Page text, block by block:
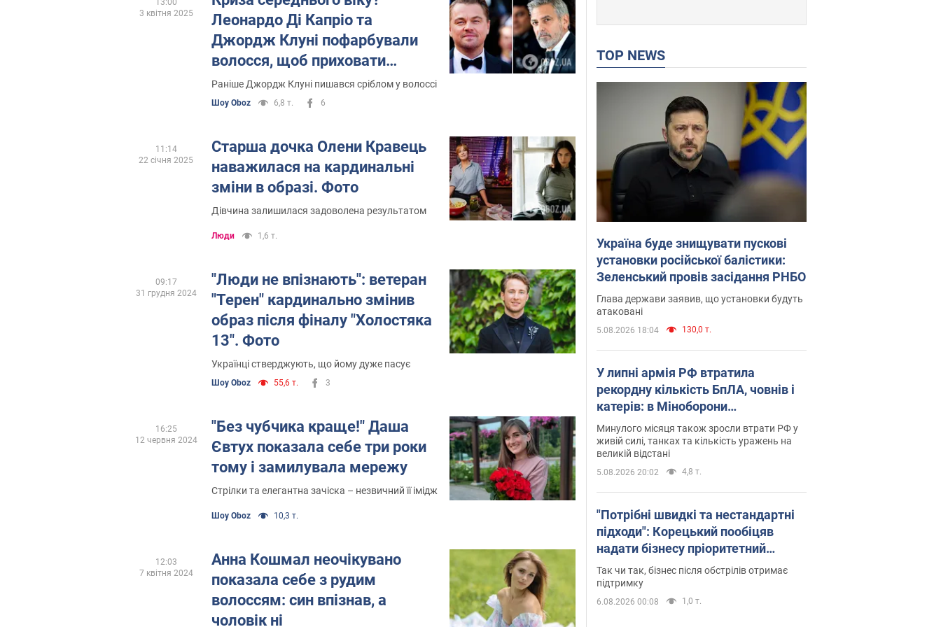
Леонардо Ді Капріо та
Джордж Клуні пофарбували
волосся, щоб приховати
сивину. Фото до і після
Раніше Джордж Клуні пишався сріблом у волоссі
Шоу Oboz 6,8 т. 6
13:00
3 квітня 2025
Старша дочка Олени Кравець
наважилася на кардинальні
зміни в образі. Фото
Дівчина залишилася задоволена результатом
Люди 1,6 т.
11:14
22 січня 2025
"Люди не впізнають": ветеран
"Терен" кардинально змінив
образ після фіналу "Холостяка
13". Фото
Українці стверджують, що йому дуже пасує
Шоу Oboz 55,6 т. 3
09:17
31 грудня 2024
"Без чубчика краще!" Даша
Євтух показала себе три роки
тому і замилувала мережу
Стрілки та елегантна зачіска – незвичний її імідж
Шоу Oboz 10,3 т.
16:25
12 червня 2024
Анна Кошмал неочікувано
показала себе з рудим
волоссям: син впізнав, а
чоловік ні
12:03
7 квітня 2024
TOP NEWS
Україна буде знищувати пускові
установки російської балістики:
Зеленський провів засідання РНБО
Глава держави заявив, що установки будуть
атаковані
5.08.2026 18:04 130,0 т.
У липні армія РФ втратила
рекордну кількість БпЛА, човнів і
катерів: в Міноборони
оприлюднили статистику
Минулого місяця також зросли втрати РФ у
живій силі, танках та кількість уражень на
великій відстані
5.08.2026 20:02 4,8 т.
"Потрібні швидкі та нестандартні
підходи": Корецький пообіцяв
надати бізнесу пріоритетний
доступ до наявних складських
приміщень
Так чи так, бізнес після обстрілів отримає
підтримку
6.08.2026 00:08 1,0 т.